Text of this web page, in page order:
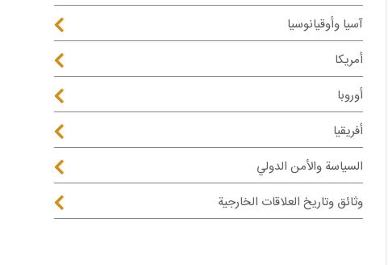
آسيا وأوقيانوسيا
أمريكا
أوروبا
أفريقيا
السياسة والأمن الدولي
وثائق وتاريخ العلاقات الخارجية